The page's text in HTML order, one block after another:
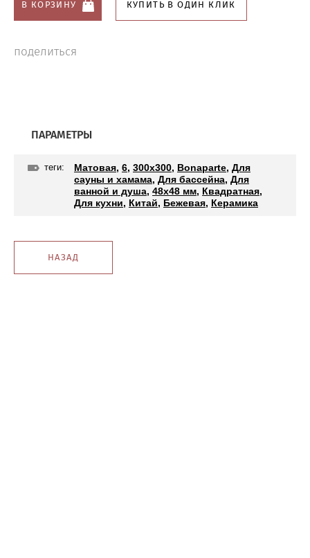
В КОРЗИНУ КУПИТЬ В ОДИН КЛИК
поделиться
ПАРАМЕТРЫ
теги: Матовая, 6, 300x300, Bonaparte, Для
сауны и хамама, Для бассейна, Для
ванной и душа, 48x48 мм, Квадратная,
Для кухни, Китай, Бежевая, Керамика
НАЗАД